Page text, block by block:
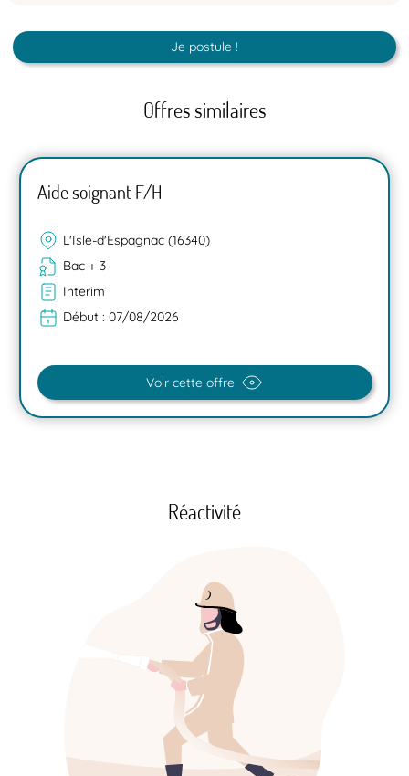
Je postule !
Offres similaires
Aide soignant F/H
L'Isle-d'Espagnac (16340)
Bac + 3
Interim
Début : 07/08/2026
Voir cette offre
Réactivité